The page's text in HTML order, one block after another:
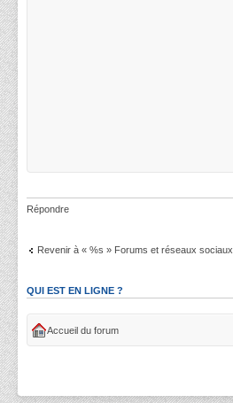
Répondre
Revenir à « %s » Forums et réseaux sociaux
QUI EST EN LIGNE ?
Accueil du forum